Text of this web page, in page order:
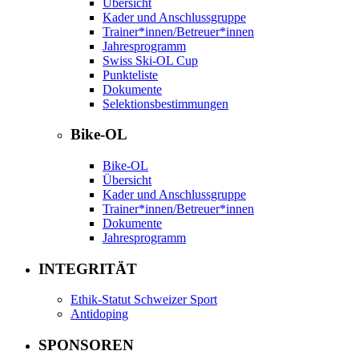
Kader und Anschlussgruppe
Trainer*innen/Betreuer*innen
Jahresprogramm
Swiss Ski-OL Cup
Punkteliste
Dokumente
Selektionsbestimmungen
Bike-OL
Bike-OL
Übersicht
Kader und Anschlussgruppe
Trainer*innen/Betreuer*innen
Dokumente
Jahresprogramm
INTEGRITÄT
Ethik-Statut Schweizer Sport
Antidoping
SPONSOREN